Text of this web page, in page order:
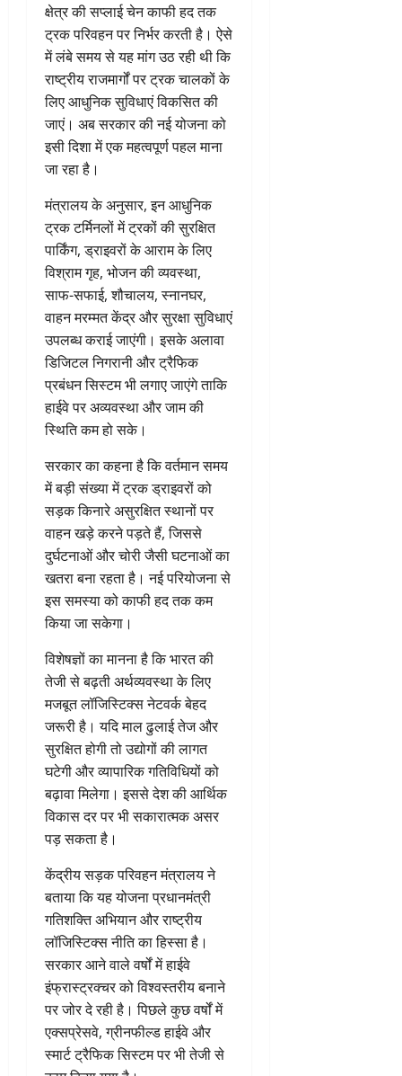
क्षेत्र की सप्लाई चेन काफी हद तक
ट्रक परिवहन पर निर्भर करती है। ऐसे
में लंबे समय से यह मांग उठ रही थी कि
राष्ट्रीय राजमार्गों पर ट्रक चालकों के
लिए आधुनिक सुविधाएं विकसित की
जाएं। अब सरकार की नई योजना को
इसी दिशा में एक महत्वपूर्ण पहल माना
जा रहा है।
मंत्रालय के अनुसार, इन आधुनिक
ट्रक टर्मिनलों में ट्रकों की सुरक्षित
पार्किंग, ड्राइवरों के आराम के लिए
विश्राम गृह, भोजन की व्यवस्था,
साफ-सफाई, शौचालय, स्नानघर,
वाहन मरम्मत केंद्र और सुरक्षा सुविधाएं
उपलब्ध कराई जाएंगी। इसके अलावा
डिजिटल निगरानी और ट्रैफिक
प्रबंधन सिस्टम भी लगाए जाएंगे ताकि
हाईवे पर अव्यवस्था और जाम की
स्थिति कम हो सके।
सरकार का कहना है कि वर्तमान समय
में बड़ी संख्या में ट्रक ड्राइवरों को
सड़क किनारे असुरक्षित स्थानों पर
वाहन खड़े करने पड़ते हैं, जिससे
दुर्घटनाओं और चोरी जैसी घटनाओं का
खतरा बना रहता है। नई परियोजना से
इस समस्या को काफी हद तक कम
किया जा सकेगा।
विशेषज्ञों का मानना है कि भारत की
तेजी से बढ़ती अर्थव्यवस्था के लिए
मजबूत लॉजिस्टिक्स नेटवर्क बेहद
जरूरी है। यदि माल ढुलाई तेज और
सुरक्षित होगी तो उद्योगों की लागत
घटेगी और व्यापारिक गतिविधियों को
बढ़ावा मिलेगा। इससे देश की आर्थिक
विकास दर पर भी सकारात्मक असर
पड़ सकता है।
केंद्रीय सड़क परिवहन मंत्रालय ने
बताया कि यह योजना प्रधानमंत्री
गतिशक्ति अभियान और राष्ट्रीय
लॉजिस्टिक्स नीति का हिस्सा है।
सरकार आने वाले वर्षों में हाईवे
इंफ्रास्ट्रक्चर को विश्वस्तरीय बनाने
पर जोर दे रही है। पिछले कुछ वर्षों में
एक्सप्रेसवे, ग्रीनफील्ड हाईवे और
स्मार्ट ट्रैफिक सिस्टम पर भी तेजी से